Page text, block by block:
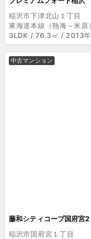
稲沢市下津北山１丁目
東海道本線（熱海～米
3LDK / 76.3㎡ / 2013
中古マンション
藤和シティコープ国府宮2
稲沢市国府宮１丁目